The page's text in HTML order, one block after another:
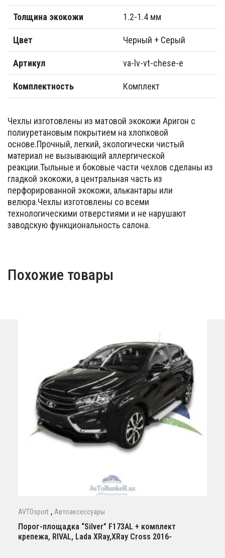
Толщина экокожи 1.2-1.4 мм
Цвет Черный + Серый
Артикул va-lv-vt-chese-e
Комплектность Комплект
Чехлы изготовлены из матовой экокожи Аригон с
полиуретановым покрытием на хлопковой
основе.Прочный, легкий, экологически чистый
материал не вызывающий аллергической
реакции.Тыльные и боковые части чехлов сделаны из
гладкой экокожи, а центральная часть из
перфорированной экокожи, алькантары или
велюра.Чехлы изготовлены со всеми
технологическими отверстиями и не нарушают
заводскую функциональность салона.
Похожие товары
AVTOsport , Автоаксессуары
Порог-площадка “Silver” F173AL + комплект
крепежа, RIVAL, Lada XRay,XRay Cross 2016-